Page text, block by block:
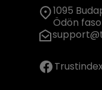
1095
Ödön